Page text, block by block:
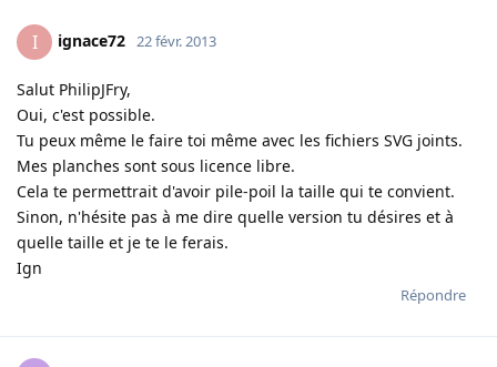
I ignace72 22 févr. 2013
Salut PhilipJFry,
Oui, c'est possible.
Tu peux même le faire toi même avec les fichiers SVG joints.
Mes planches sont sous licence libre.
Cela te permettrait d'avoir pile-poil la taille qui te convient.
Sinon, n'hésite pas à me dire quelle version tu désires et à
quelle taille et je te le ferais.
Ign
Répondre